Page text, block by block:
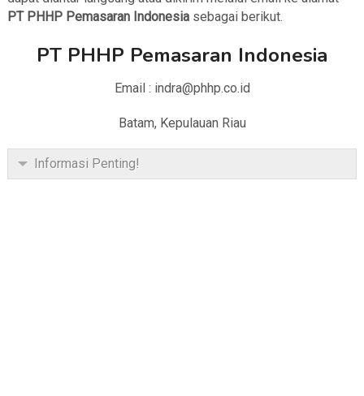
PT PHHP Pemasaran Indonesia sebagai berikut.
PT PHHP Pemasaran Indonesia
Email : indra@phhp.co.id
Batam, Kepulauan Riau
Informasi Penting!